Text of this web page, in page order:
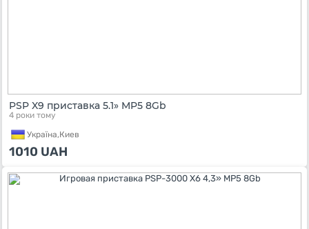
PSP X9 приставка 5.1» MP5 8Gb
4 роки тому
Україна,Киев
1010 UAH